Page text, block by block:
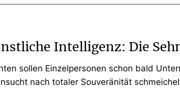
Intelligenz: Die
sollen Einzelpersonen schon bald
nach totaler Souveränität